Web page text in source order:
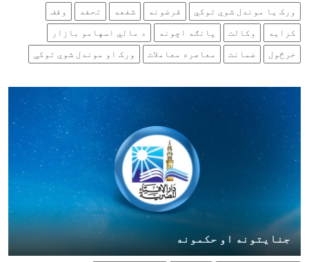
ورک يا موندل شوي توکي
قرضونه شفعه تحفه
وقف
کرایه
وکالت پانګه اچونه
د مالي اسهامو بازار
خرڅول
ضمانت معاصره معاملات ورک او موندل شوي توکې
جنايتونه او حكمونه